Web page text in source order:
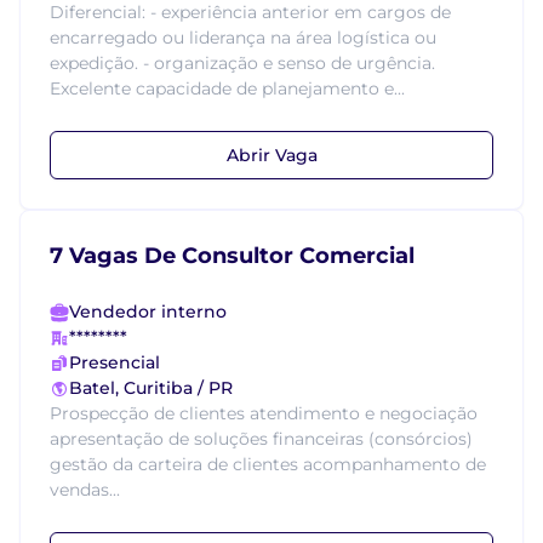
Diferencial: - experiência anterior em cargos de
encarregado ou liderança na área logística ou
expedição. - organização e senso de urgência.
Excelente capacidade de planejamento e...
Abrir Vaga
7 Vagas De Consultor Comercial
Vendedor interno
********
Presencial
Batel, Curitiba / PR
Prospecção de clientes atendimento e negociação
apresentação de soluções financeiras (consórcios)
gestão da carteira de clientes acompanhamento de
vendas...